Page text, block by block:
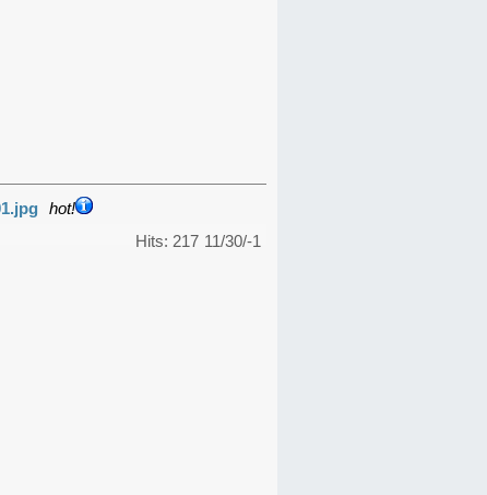
hot!
11/30/-1
Hits: 217